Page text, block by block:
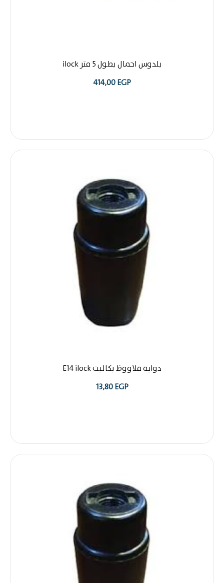
بلدوس احمال بطول 5 متر ilock
414,00
دواية قلاووظ بكاليت E14 ilock
13,80